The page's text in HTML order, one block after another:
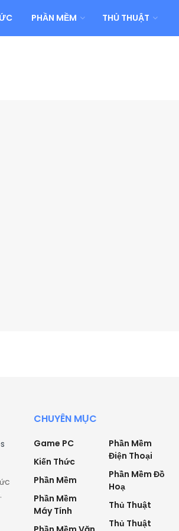
PHẦN MỀM THỦ THUẬT
CHUYÊN MỤC
Game PC
Kiến Thức
Phần Mềm
Phần Mềm
Máy Tính
Phần Mềm
Điện Thoại
Phần Mềm Đồ
Hoạ
Thủ Thuật
Thủ Thuật